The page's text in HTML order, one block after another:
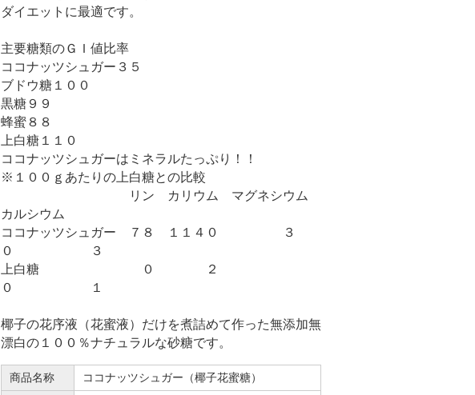
ダイエットに最適です。
主要糖類のＧＩ値比率
ココナッツシュガー３５
ブドウ糖１００
黒糖９９
蜂蜜８８
上白糖１１０
ココナッツシュガーはミネラルたっぷり！！
※１００ｇあたりの上白糖との比較
リン カリウム マグネシウム
カルシウム
ココナッツシュガー ７８ １１４０ ３
０ ３
上白糖 ０ ２
０ １
椰子の花序液（花蜜液）だけを煮詰めて作った無添加無
漂白の１００％ナチュラルな砂糖です。
商品名称
ココナッツシュガー（椰子花蜜糖）